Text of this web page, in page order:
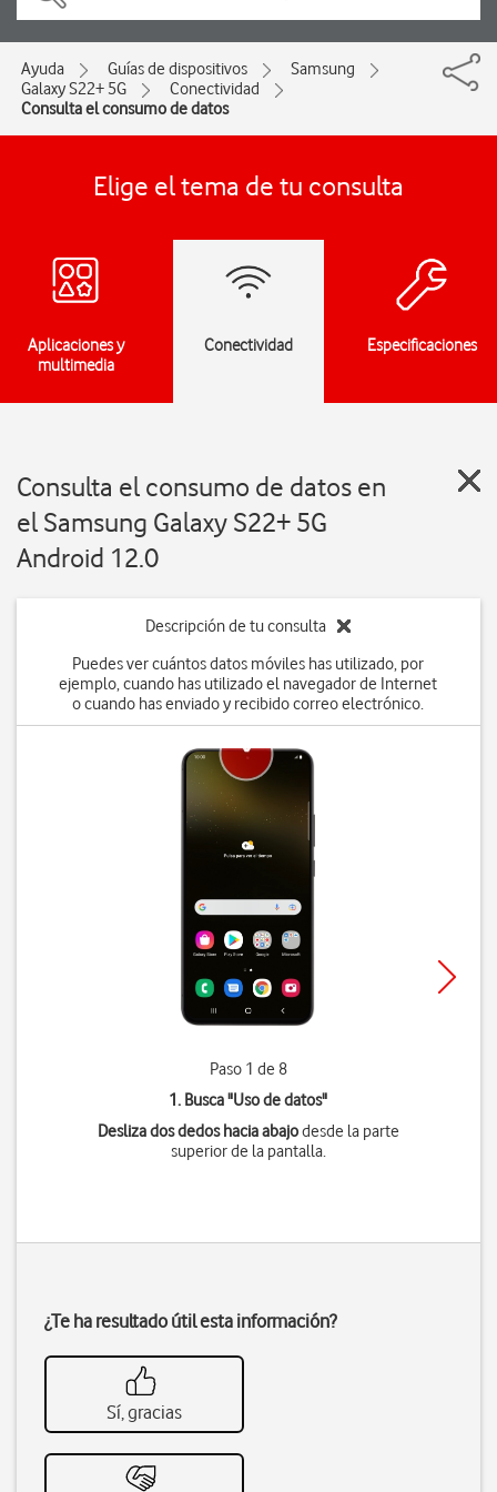
Ayuda Guías de dispositivos
Samsung
Galaxy S22+ 5G
Conectividad
Consulta el consumo de datos
Elige el tema de tu consulta
Aplicaciones y
multimedia
Conectividad Especificaciones
Consulta el consumo de datos en
el Samsung Galaxy S22+ 5G
Android 12.0
Descripción de tu consulta
Puedes ver cuántos datos móviles has utilizado, por
ejemplo, cuando has utilizado el navegador de Internet
o cuando has enviado y recibido correo electrónico.
Paso 1 de 8
1. Busca "Uso de datos"
Desliza dos dedos hacia abajodesde la parte
superior de la pantalla.
¿Te ha resultado útil esta información?
Sí, gracias